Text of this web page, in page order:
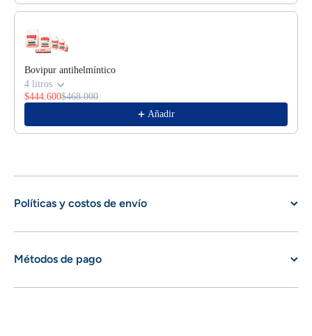
Bovipur antihelmíntico
4 litros
$444.600$468.000
Añadir
Políticas y costos de envío
Métodos de pago